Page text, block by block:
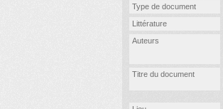
Type de document
Littérature
Auteurs
Titre du document